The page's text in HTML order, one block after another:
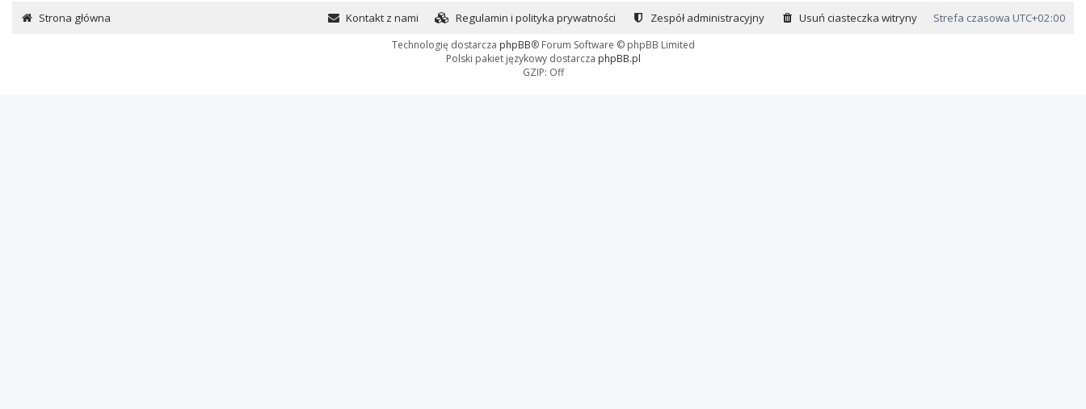
Strona główna Strefa czasowa UTC+02:00
Usuń ciasteczka witryny
Zespół administracyjny
Regulamin i polityka prywatności
Kontakt z nami
Technologię dostarcza phpBB® Forum Software © phpBB Limited
Polski pakiet językowy dostarcza phpBB.pl
GZIP: Off